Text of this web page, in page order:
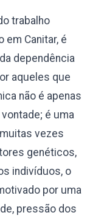
trabalho
em Canitar, é
dependência
aqueles que
não é apenas
é uma
vezes
genéticos,
indivíduos, o
por uma
pressão dos